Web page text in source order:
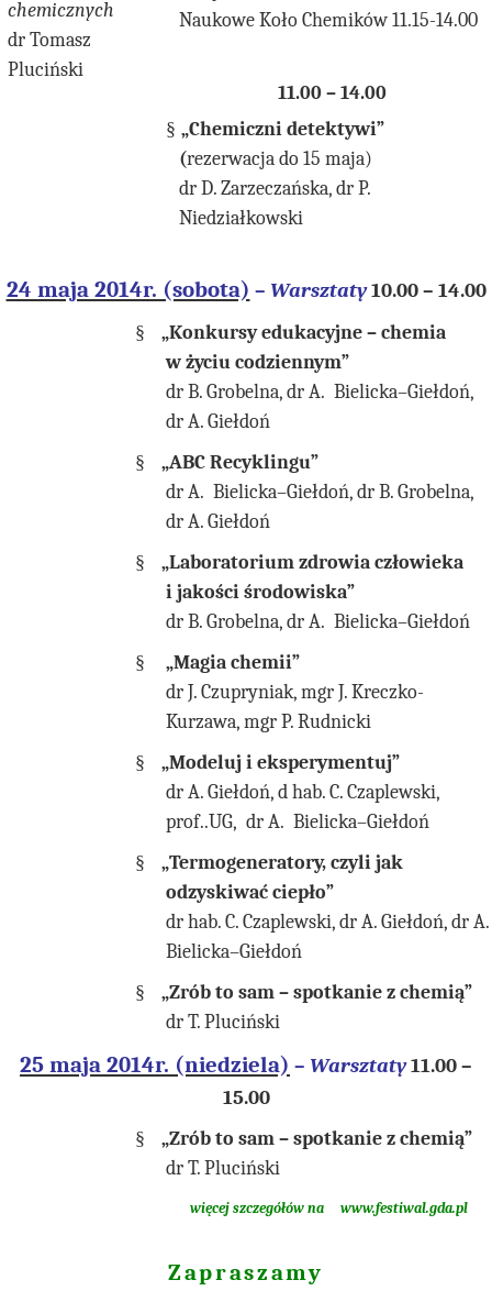
chemicznych
dr Tomasz
Pluciński
Naukowe Koło Chemików 11.15-14.00
11.00 – 14.00
§ „Chemiczni detektywi”
(rezerwacja do 15 maja)
dr D. Zarzeczańska, dr P.
Niedziałkowski
24 maja 2014r. (sobota) – Warsztaty10.00 – 14.00
§
„Konkursy edukacyjne – chemia
w życiu codziennym”
dr B. Grobelna, dr A. Bielicka–Giełdoń,
dr A. Giełdoń
§
„ABC Recyklingu”
dr A. Bielicka–Giełdoń, dr B. Grobelna,
dr A. Giełdoń
§
„Laboratorium zdrowia człowieka
i jakości środowiska”
dr B. Grobelna, dr A. Bielicka–Giełdoń
§
„Magia chemii”
dr J. Czupryniak, mgr J. Kreczko-
Kurzawa, mgr P. Rudnicki
§
„Modeluj i eksperymentuj”
dr A. Giełdoń, d hab. C. Czaplewski,
prof..UG, dr A. Bielicka–Giełdoń
§
„Termogeneratory, czyli jak
odzyskiwać ciepło”
dr hab. C. Czaplewski, dr A. Giełdoń, dr A.
Bielicka–Giełdoń
§
„Zrób to sam – spotkanie z chemią”
dr T. Pluciński
25 maja 2014r. (niedziela) – Warsztaty11.00 –
15.00
§
„Zrób to sam – spotkanie z chemią”
dr T. Pluciński
więcej szczegółów na www.festiwal.gda.pl
Zapraszamy